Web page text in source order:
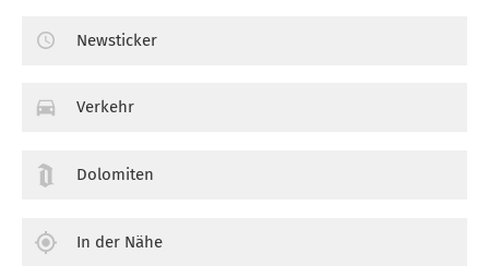
Newsticker
Verkehr
Dolomiten
In der Nähe